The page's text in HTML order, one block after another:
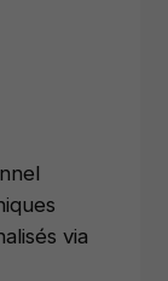
via